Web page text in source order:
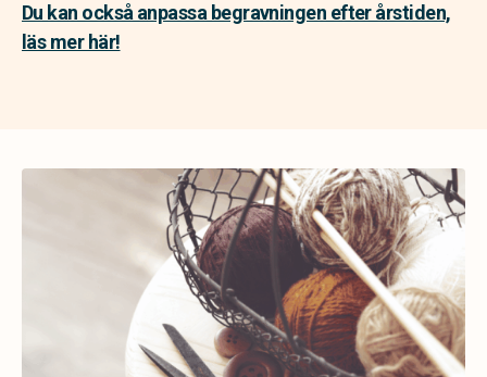
Du kan också anpassa begravningen efter årstiden,
läs mer här!